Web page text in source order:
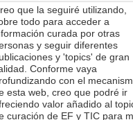
que la seguiré utilizando,
todo para acceder a
curada por otras
y seguir diferentes
y 'topics' de gran
Conforme vaya
con el
esta web, creo que podré ir
valor añadido al
curación de EF y TIC para